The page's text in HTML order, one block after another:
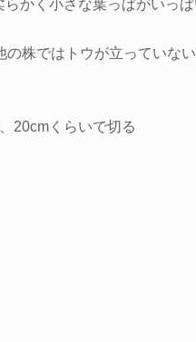
かく小さな葉っぱがいっぱ
株ではトウが立っていな